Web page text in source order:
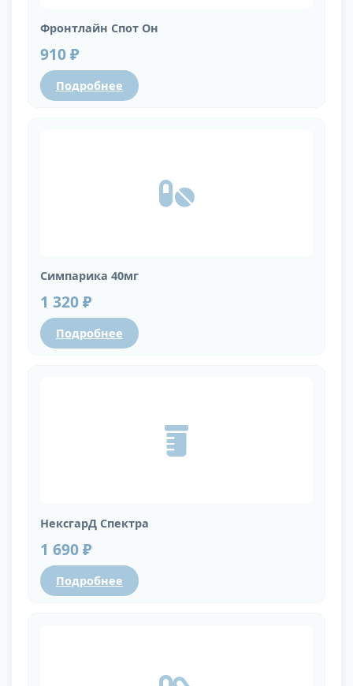
Фронтлайн Спот Он
910 ₽
Подробнее
Симпарика 40мг
1 320 ₽
Подробнее
НексгарД Спектра
1 690 ₽
Подробнее